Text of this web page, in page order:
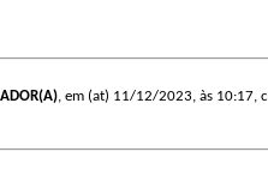
, em (at) 11/12/2023, às 10:17,